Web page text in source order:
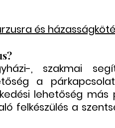
és
, szakmai
a
lehetőség más
felkészülés a